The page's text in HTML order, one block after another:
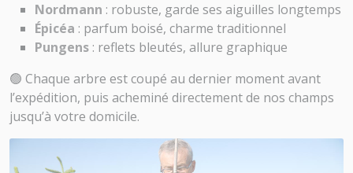
Nordmann : robuste, garde ses aiguilles longtemps
Épicéa : parfum boisé, charme traditionnel
Pungens : reflets bleutés, allure graphique
🟢 Chaque arbre est coupé au dernier moment avant
l’expédition, puis acheminé directement de nos champs
jusqu’à votre domicile.